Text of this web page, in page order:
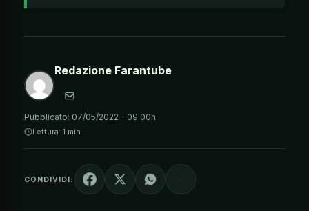
Redazione Farantube
Pubblicato: 07/05/2022 - 09:00h
Lettura: 1 min
CONDIVIDI: